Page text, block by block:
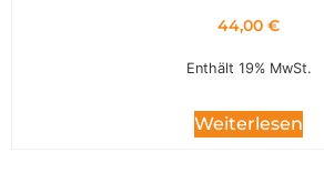
44,00 €
Enthält 19% MwSt.
Weiterlesen